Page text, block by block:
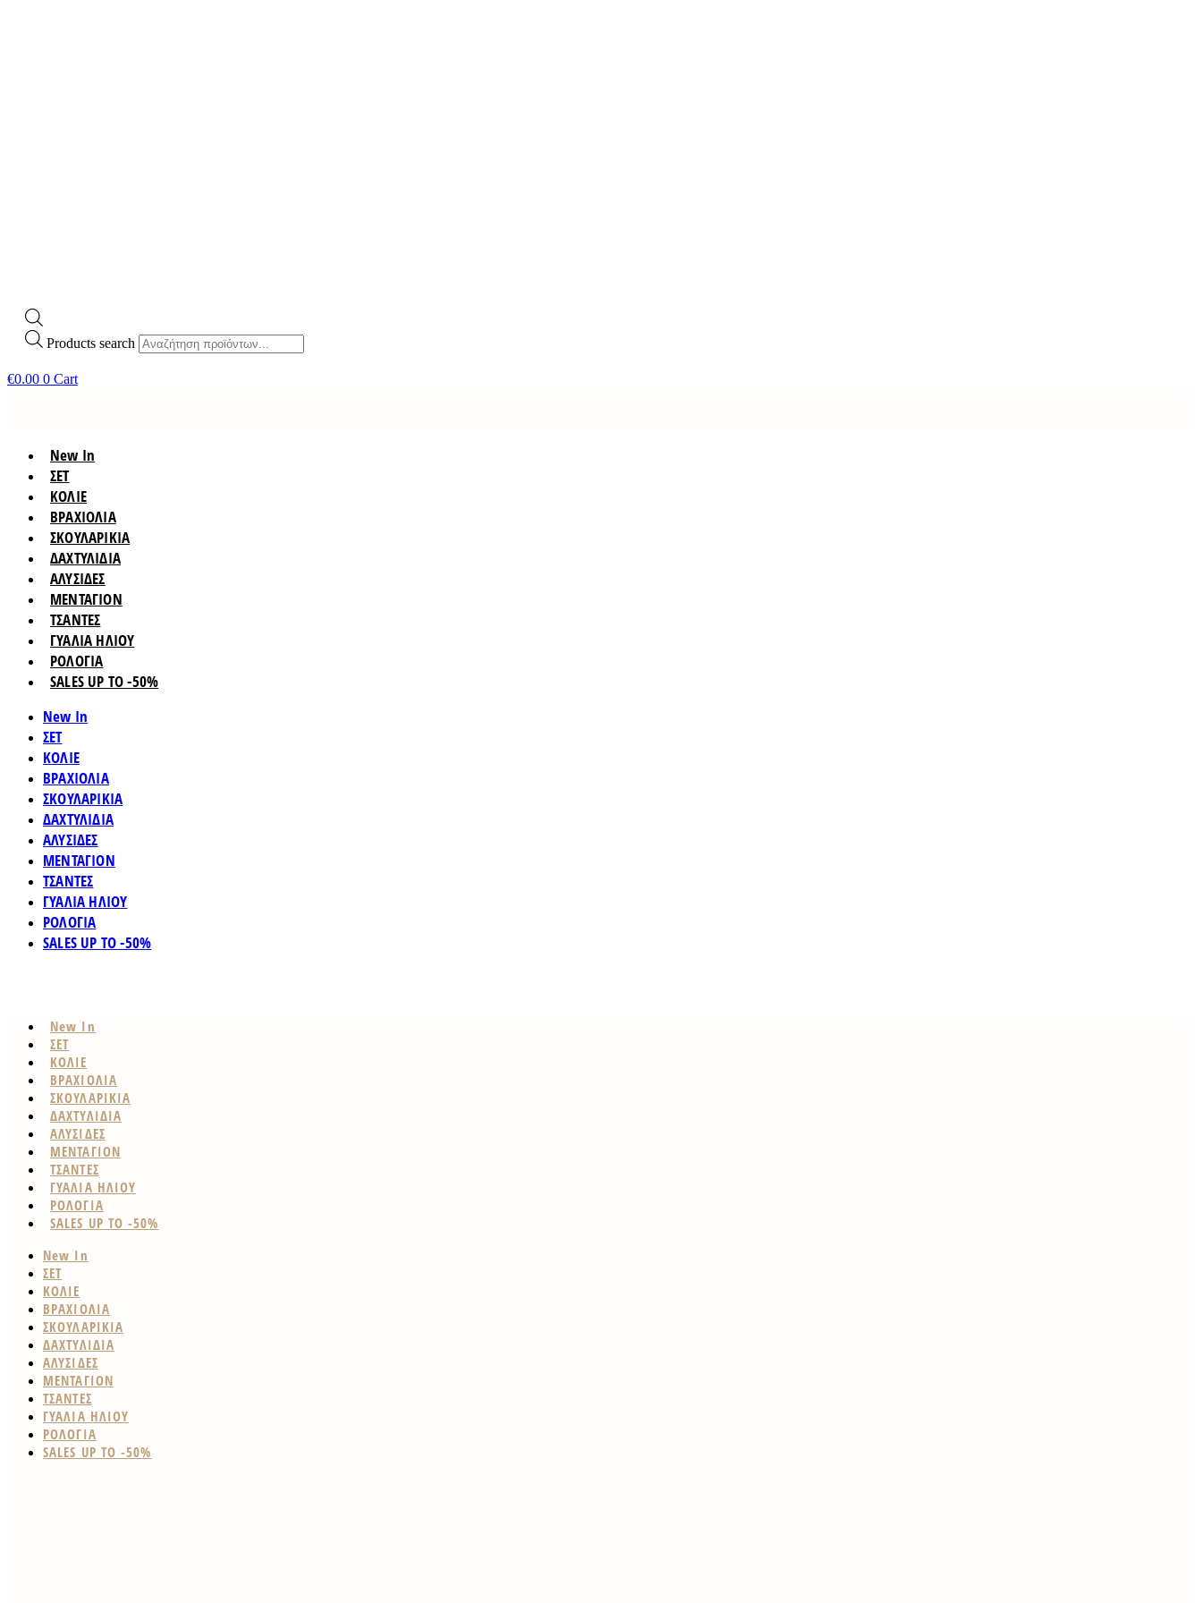
Products search
€0.00 0 Cart
New In
ΣΕΤ
ΚΟΛΙΕ
ΒΡΑΧΙΟΛΙΑ
ΣΚΟΥΛΑΡΙΚΙΑ
ΔΑΧΤΥΛΙΔΙΑ
ΑΛΥΣΙΔΕΣ
ΜΕΝΤΑΓΙΟΝ
ΤΣΑΝΤΕΣ
ΓΥΑΛΙΑ ΗΛΙΟΥ
ΡΟΛΟΓΙΑ
SALES UP TO -50%
New In
ΣΕΤ
ΚΟΛΙΕ
ΒΡΑΧΙΟΛΙΑ
ΣΚΟΥΛΑΡΙΚΙΑ
ΔΑΧΤΥΛΙΔΙΑ
ΑΛΥΣΙΔΕΣ
ΜΕΝΤΑΓΙΟΝ
ΤΣΑΝΤΕΣ
ΓΥΑΛΙΑ ΗΛΙΟΥ
ΡΟΛΟΓΙΑ
SALES UP TO -50%
New In
ΣΕΤ
ΚΟΛΙΕ
ΒΡΑΧΙΟΛΙΑ
ΣΚΟΥΛΑΡΙΚΙΑ
ΔΑΧΤΥΛΙΔΙΑ
ΑΛΥΣΙΔΕΣ
ΜΕΝΤΑΓΙΟΝ
ΤΣΑΝΤΕΣ
ΓΥΑΛΙΑ ΗΛΙΟΥ
ΡΟΛΟΓΙΑ
SALES UP TO -50%
New In
ΣΕΤ
ΚΟΛΙΕ
ΒΡΑΧΙΟΛΙΑ
ΣΚΟΥΛΑΡΙΚΙΑ
ΔΑΧΤΥΛΙΔΙΑ
ΑΛΥΣΙΔΕΣ
ΜΕΝΤΑΓΙΟΝ
ΤΣΑΝΤΕΣ
ΓΥΑΛΙΑ ΗΛΙΟΥ
ΡΟΛΟΓΙΑ
SALES UP TO -50%